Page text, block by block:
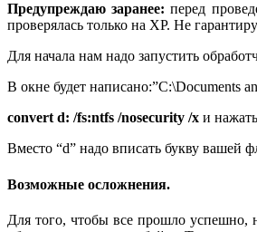
Предупреждаю заранее:перед
проверялась только на ХР. Не
Для начала нам надо запустить
В окне будет написано:”C:\Documents
convert d: /fs:ntfs /nosecurity /x и
Вместо “d” надо вписать букву вашей
Возможные осложнения.
Для того, чтобы все прошло успешно,